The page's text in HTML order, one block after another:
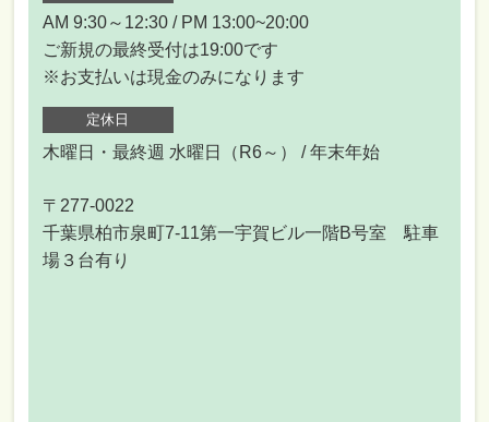
AM 9:30～12:30 / PM 13:00~20:00
ご新規の最終受付は19:00です
※お支払いは現金のみになります
定休日
木曜日・最終週 水曜日（R6～） / 年末年始
〒277-0022
千葉県柏市泉町7-11第一宇賀ビル一階B号室 駐車
場３台有り